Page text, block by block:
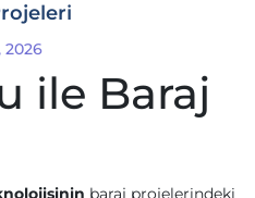
2026
ile Baraj
baraj projelerindeki